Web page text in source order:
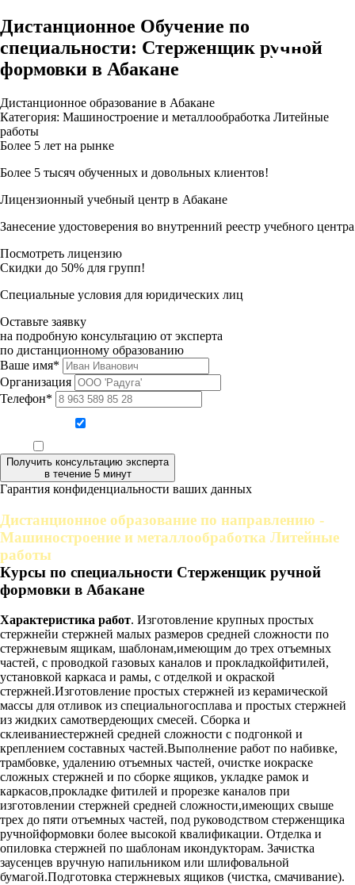
Дистанционное Обучение по
специальности: Стерженщик ручной
формовки в Абакане
Дистанционное образование в Абакане
Категория: Машиностроение и металлообработка Литейные
работы
Более 5 лет на рынке
Более 5 тысяч обученных и довольных клиентов!
Лицензионный учебный центр в Абакане
Занесение удостоверения во внутренний реестр учебного центра
Посмотреть лицензию
Скидки до 50% для групп!
Специальные условия для юридических лиц
Оставьте заявку
на подробную консультацию от эксперта
по дистанционному образованию
Ваше имя*
Организация
Телефон*
Получить консультацию эксперта
в течение 5 минут
Гарантия конфиденциальности ваших данных
Дистанционное образование по направлению -
Машиностроение и металлообработка Литейные
работы
Курсы по специальности Стерженщик ручной
формовки в Абакане
Характеристика работ. Изготовление крупных простых
стержнейи стержней малых размеров средней сложности по
стержневым ящикам, шаблонам,имеющим до трех отъемных
частей, с проводкой газовых каналов и прокладкойфитилей,
установкой каркаса и рамы, с отделкой и окраской
стержней.Изготовление простых стержней из керамической
массы для отливок из специальногосплава и простых стержней
из жидких самотвердеющих смесей. Сборка и
склеиваниестержней средней сложности с подгонкой и
креплением составных частей.Выполнение работ по набивке,
трамбовке, удалению отъемных частей, очистке иокраске
сложных стержней и по сборке ящиков, укладке рамок и
каркасов,прокладке фитилей и прорезке каналов при
изготовлении стержней средней сложности,имеющих свыше
трех до пяти отъемных частей, под руководством стерженщика
ручнойформовки более высокой квалификации. Отделка и
опиловка стержней по шаблонам икондукторам. Зачистка
заусенцев вручную напильником или шлифовальной
бумагой.Подготовка стержневых ящиков (чистка, смачивание).